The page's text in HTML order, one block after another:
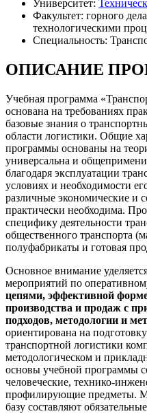
Университет:
Факультет: горного
технологическими
Специальность:
ОПИСАНИЕ
Учебная программа
основана на требованиях
базовые знания о
области логистики. Общие
программы основаны на
универсальна и
благодаря эксплуатации
условиях и необходимости
различные экономические и
практически необходима.
специфику деятельности
общественного транспорта
полуфабрикаты и готовая
Основное внимание
мероприятий по
цепями, эффективной
производства и продаж с
подходов, методологии и
ориентирована на
транспортной логистики
методологическом и
основы учебной программы
человеческие, технико-
профилирующие предметы.
базу составляют